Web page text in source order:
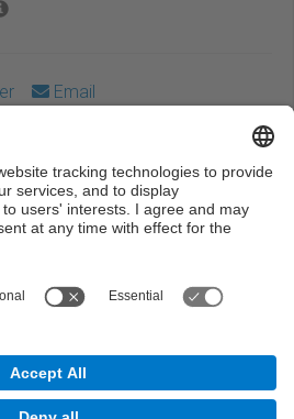
Email
content on this work is
Commons license:Attribution-
3.0 Spain